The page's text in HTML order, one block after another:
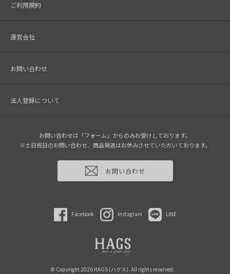
ご利用規約
運営会社
お問い合わせ
法人登録について
お問い合わせは「フォーム」からのみお受けしております。
※土日祝日のお問い合わせ、商品発送はお休みさせていただいております。
お問い合わせ
Facebook Instagram LINE
© Copyright 2026 HAGS (ハグス). All rights reserved.